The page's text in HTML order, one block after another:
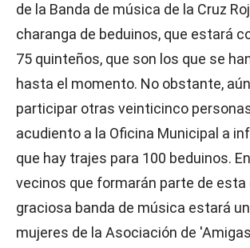
de la Banda de música de la Cruz
charanga de beduinos, que estará
75 quinteños, que son los que se
hasta el momento. No obstante,
participar otras veinticinco
acudiento a la Oficina Municipal a
que hay trajes para 100 beduinos.
vecinos que formarán parte de esta
graciosa banda de música estará
mujeres de la Asociación de